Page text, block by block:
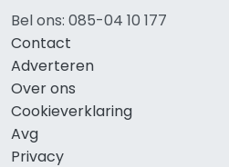
Bel ons: 085-04 10 177
Contact
Adverteren
Over ons
Cookieverklaring
Avg
Privacy